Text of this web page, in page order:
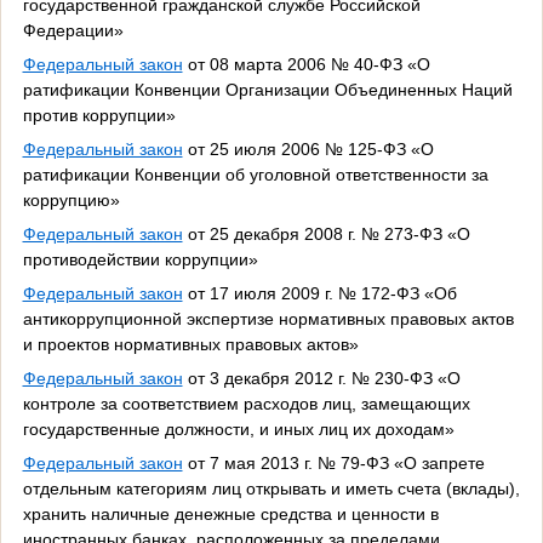
государственной гражданской службе Российской
Федерации»
Федеральный закон от 08 марта 2006 № 40-ФЗ «О
ратификации Конвенции Организации Объединенных Наций
против коррупции»
Федеральный закон от 25 июля 2006 № 125-ФЗ «О
ратификации Конвенции об уголовной ответственности за
коррупцию»
Федеральный закон от 25 декабря 2008 г. № 273-ФЗ «О
противодействии коррупции»
Федеральный закон от 17 июля 2009 г. № 172-ФЗ «Об
антикоррупционной экспертизе нормативных правовых актов
и проектов нормативных правовых актов»
Федеральный закон от 3 декабря 2012 г. № 230-ФЗ «О
контроле за соответствием расходов лиц, замещающих
государственные должности, и иных лиц их доходам»
Федеральный закон от 7 мая 2013 г. № 79-ФЗ «О запрете
отдельным категориям лиц открывать и иметь счета (вклады),
хранить наличные денежные средства и ценности в
иностранных банках, расположенных за пределами